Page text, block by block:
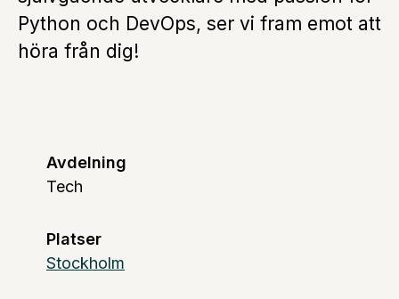
Python och DevOps, ser vi fram emot att
höra från dig!
Avdelning
Tech
Platser
Stockholm